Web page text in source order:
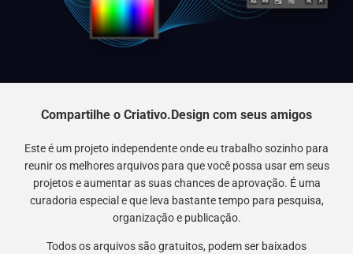
Compartilhe o Criativo.Design com seus amigos
Este é um projeto independente onde eu trabalho sozinho para
reunir os melhores arquivos para que você possa usar em seus
projetos e aumentar as suas chances de aprovação. É uma
curadoria especial e que leva bastante tempo para pesquisa,
organização e publicação.
Todos os arquivos são gratuitos, podem ser baixados